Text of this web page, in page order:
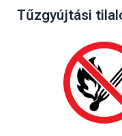
Tűzgyújtási